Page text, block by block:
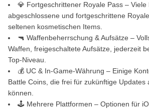
💎 Fortgeschrittener Royale Pass – Viele
abgeschlossene und fortgeschrittene
seltenen kosmetischen Items.
🔫 Waffenbeherrschung & Aufsätze –
Waffen, freigeschaltete Aufsätze, jederzeit
Top-Niveau.
💰 UC & In-Game-Währung – Einige
Battle Coins, die frei für zukünftige Updates
können.
🕹 Mehrere Plattformen – Optionen für